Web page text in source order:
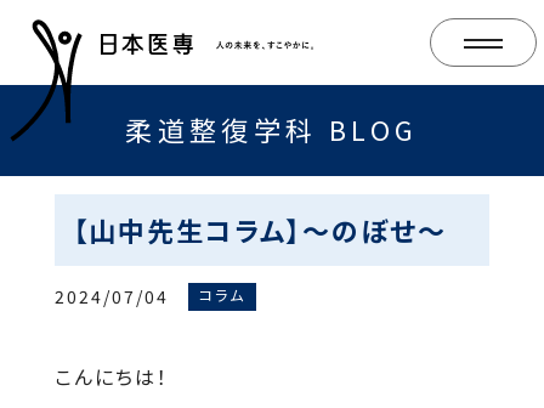
柔道整復学科 BLOG
【山中先生コラム】～のぼせ～
2024/07/04 コラム
こんにちは！